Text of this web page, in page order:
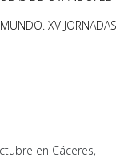
XV JORNADAS
en Cáceres,